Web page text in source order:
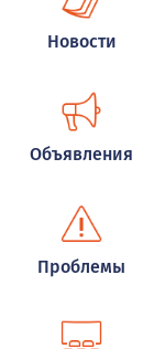
Новости
Объявления
Проблемы